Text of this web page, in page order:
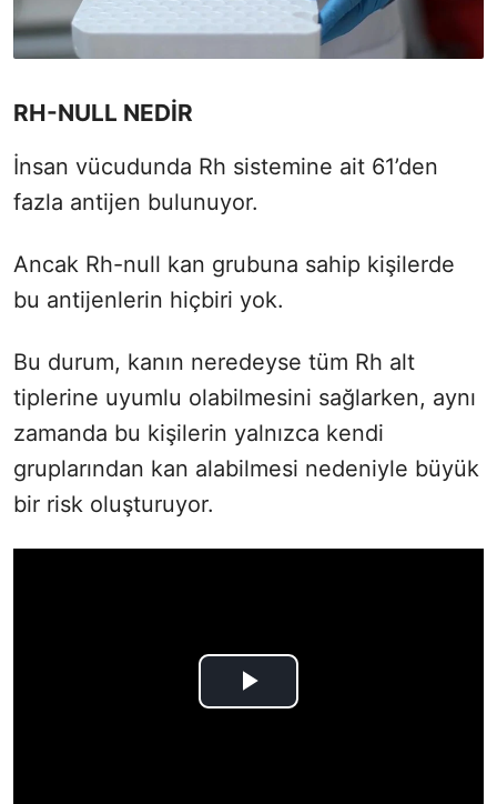
RH-NULL NEDİR
İnsan vücudunda Rh sistemine ait 61’den
fazla antijen bulunuyor.
Ancak Rh-null kan grubuna sahip kişilerde
bu antijenlerin hiçbiri yok.
Bu durum, kanın neredeyse tüm Rh alt
tiplerine uyumlu olabilmesini sağlarken, aynı
zamanda bu kişilerin yalnızca kendi
gruplarından kan alabilmesi nedeniyle büyük
bir risk oluşturuyor.